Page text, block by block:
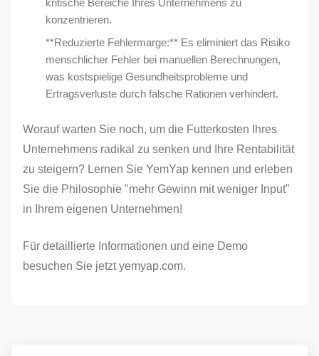
kritische Bereiche Ihres Unternehmens zu
konzentrieren.
**Reduzierte Fehlermarge:** Es eliminiert das Risiko
menschlicher Fehler bei manuellen Berechnungen,
was kostspielige Gesundheitsprobleme und
Ertragsverluste durch falsche Rationen verhindert.
Worauf warten Sie noch, um die Futterkosten Ihres
Unternehmens radikal zu senken und Ihre Rentabilität
zu steigern? Lernen Sie YemYap kennen und erleben
Sie die Philosophie "mehr Gewinn mit weniger Input"
in Ihrem eigenen Unternehmen!
Für detaillierte Informationen und eine Demo
besuchen Sie jetztyemyap.com.